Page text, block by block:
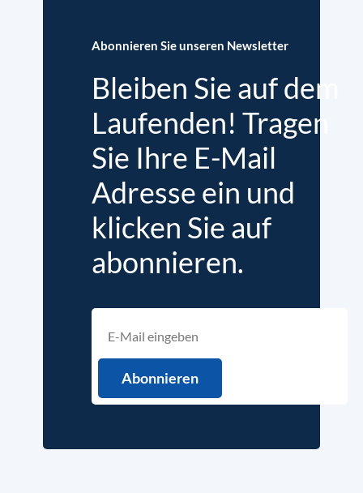
Abonnieren Sie unseren Newsletter
Bleiben Sie auf dem
Laufenden! Tragen
Sie Ihre E-Mail
Adresse ein und
klicken Sie auf
abonnieren.